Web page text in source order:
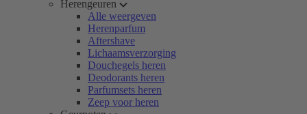
Herengeuren
Alle weergeven
Herenparfum
Aftershave
Lichaamsverzorging
Douchegels heren
Deodorants heren
Parfumsets heren
Zeep voor heren